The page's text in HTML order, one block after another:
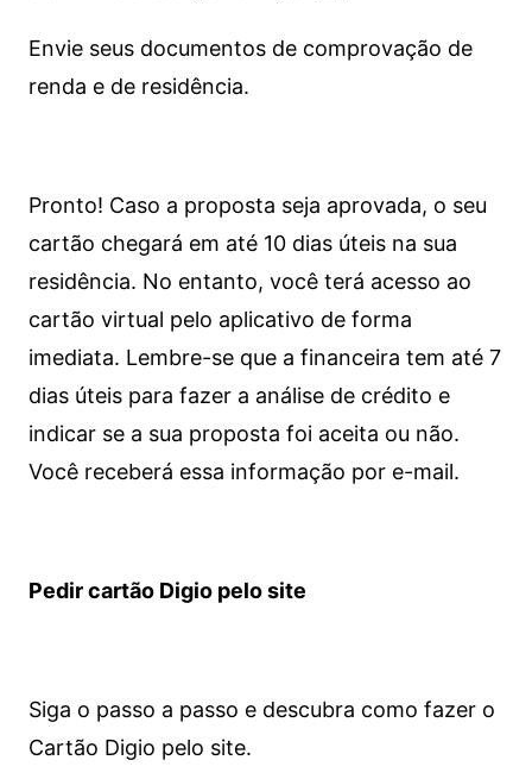
Envie seus documentos de comprovação de
renda e de residência.
Pronto! Caso a proposta seja aprovada, o seu
cartão chegará em até 10 dias úteis na sua
residência. No entanto, você terá acesso ao
cartão virtual pelo aplicativo de forma
imediata. Lembre-se que a financeira tem até 7
dias úteis para fazer a análise de crédito e
indicar se a sua proposta foi aceita ou não.
Você receberá essa informação por e-mail.
Pedir cartão Digio pelo site
Siga o passo a passo e descubra como fazer o
Cartão Digio pelo site.